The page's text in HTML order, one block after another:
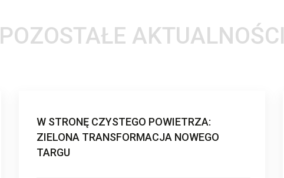
POZOSTAŁE AKTUALNOŚCI
W STRONĘ CZYSTEGO POWIETRZA:
ZIELONA TRANSFORMACJA NOWEGO
TARGU